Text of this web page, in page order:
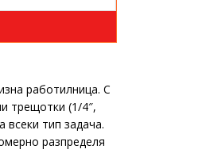
работилница. С
трещотки (1/4″,
тип задача.
разпределя